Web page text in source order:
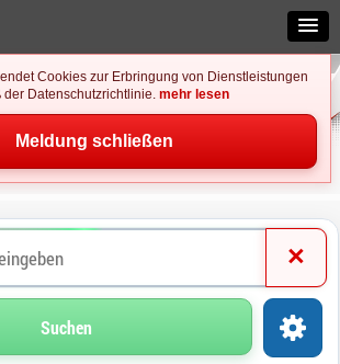
Cookies zur Erbringung von Dienstleistungen
der Datenschutzrichtlinie. mehr lesen
Meldung schließen
Suchen
×